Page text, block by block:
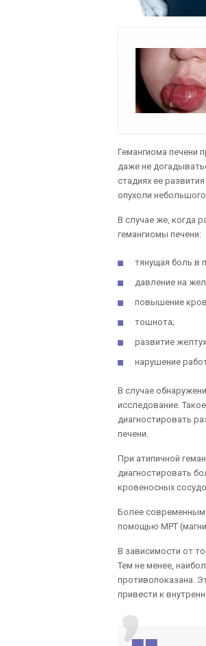
Гемангиома печени
даже не
стадиях ее
опухоли
В случае же, когда
гемангиомы печени:
тянущая боль в
давление на
повышение
тошнота;
развитие
нарушение
В случае
исследование.
диагностировать
печени.
При атипичной
диагностировать
кровеносных
Более современным
помощью МРТ
В зависимости от
Тем не менее,
противопоказана.
привести к